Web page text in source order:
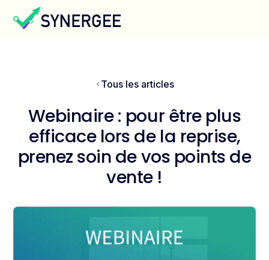
Tous les articles
Webinaire : pour être plus
efficace lors de la reprise,
prenez soin de vos points de
vente !